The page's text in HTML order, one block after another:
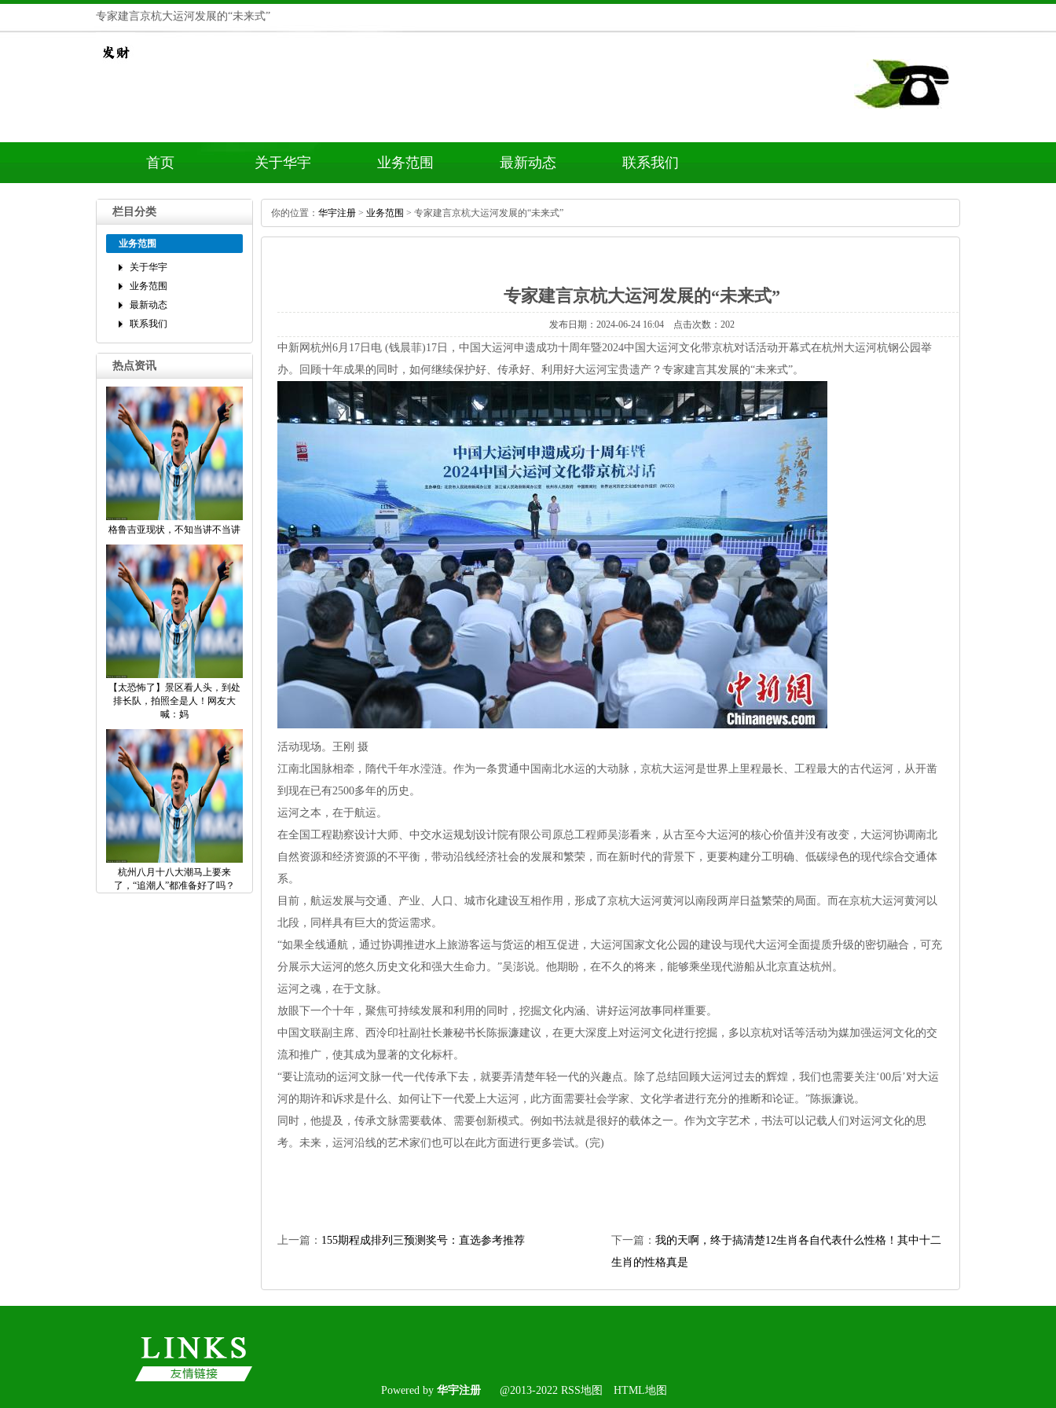
专家建言京杭大运河发展的“未来式”
首页 关于华宇 业务范围 最新动态 联系我们
栏目分类
业务范围
关于华宇
业务范围
最新动态
联系我们
热点资讯
格鲁吉亚现状，不知当讲不当讲
【太恐怖了】景区看人头，到处
排长队，拍照全是人！网友大
喊：妈
杭州八月十八大潮马上要来
了，“追潮人”都准备好了吗？
你的位置： 华宇注册 > 业务范围 >专家建言京杭大运河发展的“未来式”
专家建言京杭大运河发展的“未来式”
发布日期：2024-06-2416:04点击次数：202
中新网杭州6月17日电(钱晨菲)17日，中国大运河申遗成功十周年暨2024中国大运河文化带京杭对话活动开幕式在杭州大运河杭钢公园举
办。回顾十年成果的同时，如何继续保护好、传承好、利用好大运河宝贵遗产？专家建言其发展的“未来式”。
活动现场。王刚摄
江南北国脉相牵，隋代千年水滢涟。作为一条贯通中国南北水运的大动脉，京杭大运河是世界上里程最长、工程最大的古代运河，从开凿
到现在已有2500多年的历史。
运河之本，在于航运。
在全国工程勘察设计大师、中交水运规划设计院有限公司原总工程师吴澎看来，从古至今大运河的核心价值并没有改变，大运河协调南北
自然资源和经济资源的不平衡，带动沿线经济社会的发展和繁荣，而在新时代的背景下，更要构建分工明确、低碳绿色的现代综合交通体
系。
目前，航运发展与交通、产业、人口、城市化建设互相作用，形成了京杭大运河黄河以南段两岸日益繁荣的局面。而在京杭大运河黄河以
北段，同样具有巨大的货运需求。
“如果全线通航，通过协调推进水上旅游客运与货运的相互促进，大运河国家文化公园的建设与现代大运河全面提质升级的密切融合，可充
分展示大运河的悠久历史文化和强大生命力。”吴澎说。他期盼，在不久的将来，能够乘坐现代游船从北京直达杭州。
运河之魂，在于文脉。
放眼下一个十年，聚焦可持续发展和利用的同时，挖掘文化内涵、讲好运河故事同样重要。
中国文联副主席、西泠印社副社长兼秘书长陈振濂建议，在更大深度上对运河文化进行挖掘，多以京杭对话等活动为媒加强运河文化的交
流和推广，使其成为显著的文化标杆。
“要让流动的运河文脉一代一代传承下去，就要弄清楚年轻一代的兴趣点。除了总结回顾大运河过去的辉煌，我们也需要关注‘00后’对大运
河的期许和诉求是什么、如何让下一代爱上大运河，此方面需要社会学家、文化学者进行充分的推断和论证。”陈振濂说。
同时，他提及，传承文脉需要载体、需要创新模式。例如书法就是很好的载体之一。作为文字艺术，书法可以记载人们对运河文化的思
考。未来，运河沿线的艺术家们也可以在此方面进行更多尝试。(完)
上一篇： 155期程成排列三预测奖号：直选参考推荐 下一篇： 我的天啊，终于搞清楚12生肖各自代表什么性格！其中十二
生肖的性格真是
Poweredby 华宇注册 @2013-2022 RSS地图 HTML地图